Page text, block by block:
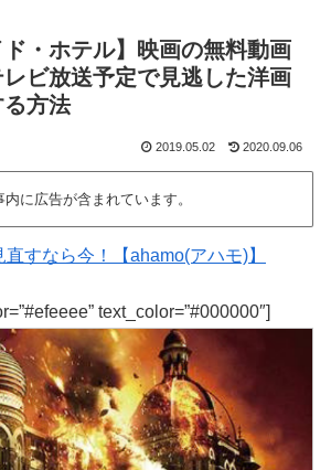
ド・ホテル】映画の無料動画
ビ放送予定で見逃した洋画
方法
2019.05.02 2020.09.06
内に広告が含まれています。
すなら今！【ahamo(アハモ)】
text_color=”#000000″]